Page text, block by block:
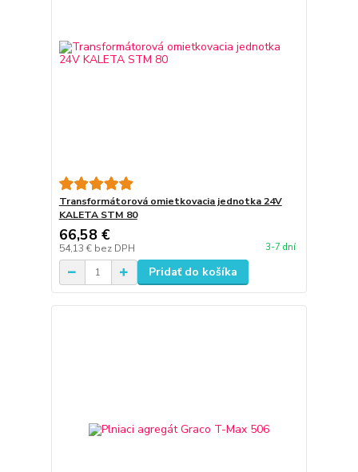
Transformátorová omietkovacia jednotka 24V
KALETA STM 80
66,58 €
54,13 € bez DPH 3-7 dní
Pridať do košíka